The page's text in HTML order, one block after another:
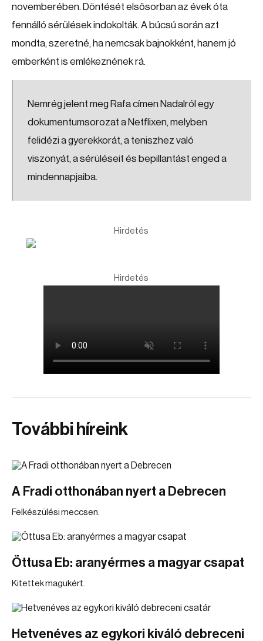
novemberében. Döntését elsősorban az évek óta
fennálló sérülések indokolták. A búcsú során azt
mondta, szeretné, ha nemcsak bajnokként, hanem jó
emberként is emlékeznének rá.
Nemrég jelent meg Rafa címen Nadalról egy
dokumentumsorozat a Netflixen, melyben
felidézi a gyerekkorát, a teniszhez való
viszonyát, a sérüléseit és bepillantást enged a
mindennapjaiba.
Hirdetés
Hirdetés
További híreink
A Fradi otthonában nyert a Debrecen
Felkészülési meccsen.
Öttusa Eb: aranyérmes a magyar csapat
Kitettek magukért.
Hetvenéves az egykori kiváló debreceni